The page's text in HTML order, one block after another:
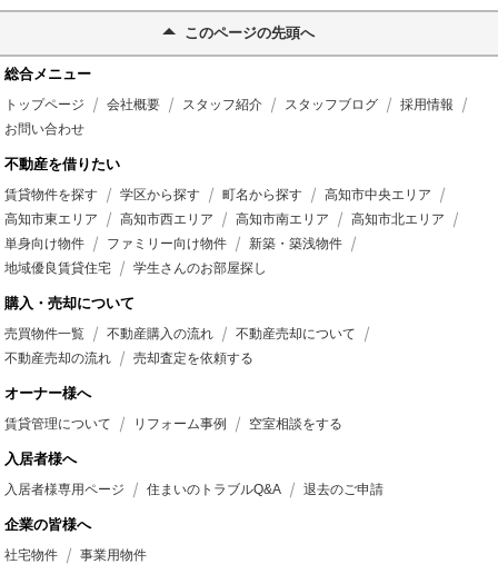
このページの先頭へ
総合メニュー
トップページ 会社概要 スタッフ紹介 スタッフブログ
採用情報
お問い合わせ
不動産を借りたい
賃貸物件を探す 学区から探す 町名から探す
高知市中央エリア
高知市東エリア
高知市西エリア 高知市南エリア
高知市北エリア
単身向け物件
ファミリー向け物件
新築・築浅物件
地域優良賃貸住宅
学生さんのお部屋探し
購入・売却について
売買物件一覧 不動産購入の流れ
不動産売却について
不動産売却の流れ
売却査定を依頼する
オーナー様へ
賃貸管理について リフォーム事例 空室相談をする
入居者様へ
入居者様専用ページ 住まいのトラブルQ&A 退去のご申請
企業の皆様へ
社宅物件 事業用物件